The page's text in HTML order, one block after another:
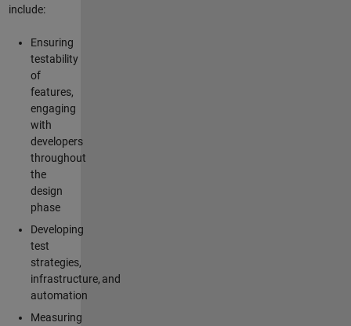
include:
Ensuring
testability
of
features,
engaging
with
developers
throughout
the
design
phase
Developing
test
strategies,
infrastructure, and
automation
Measuring